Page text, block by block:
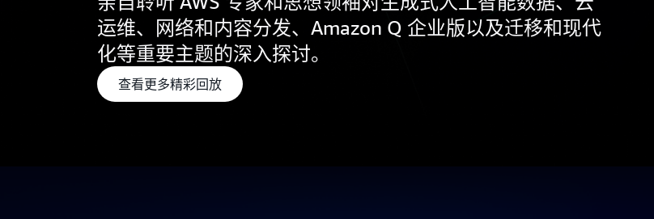
运维、网络和内容分发、Amazon Q 企业版以及迁移和现代
化等重要主题的深入探讨。
查看更多精彩回放